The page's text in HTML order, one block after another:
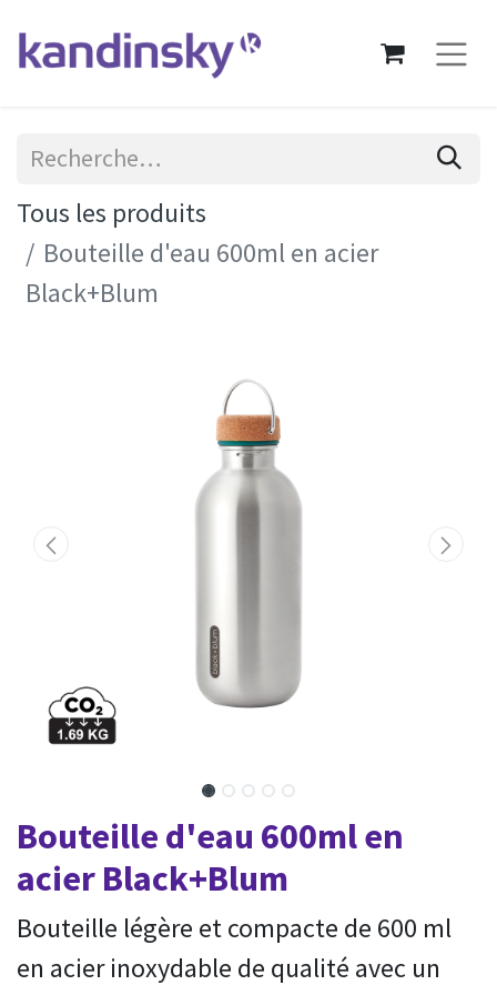
Tous les produits
Bouteille d'eau 600ml en acier
Black+Blum
Bouteille d'eau 600ml en
acier Black+Blum
Bouteille légère et compacte de 600 ml
en acier inoxydable de qualité avec un